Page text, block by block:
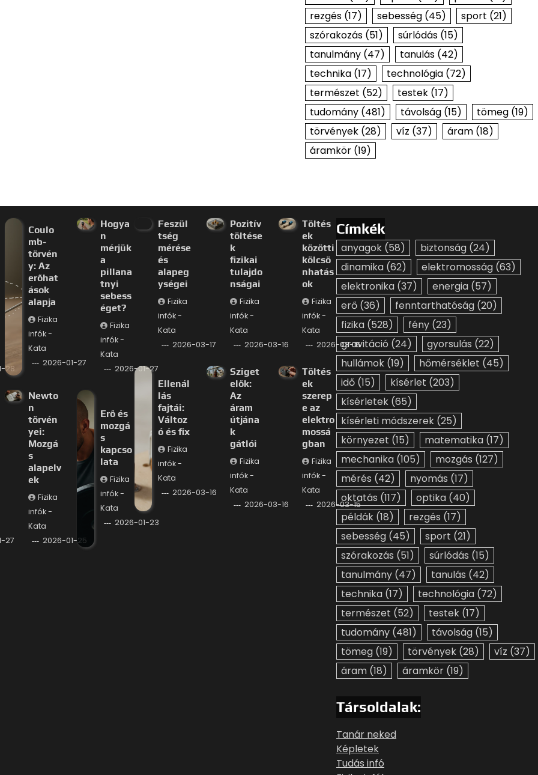
rezgés(17) sebesség(45) sport (21)
szórakozás(51) súrlódás(15)
tanulmány(47) tanulás(42)
technika(17) technológia(72)
természet (52) testek(17)
tudomány(481) távolság(15) tömeg(19)
törvények(28) víz (37) áram(18)
áramkör(19)
28
Coulo
mb-
törvén
y: Az
erőhat
ások
alapja
Fizika
infók -
Kata
2026-01-27
Hogya
n
mérjük
a
pillana
tnyi
sebess
éget?
Fizika
infók -
Kata
2026-01-27
27
Newto
n
törvén
yei:
Mozgá
s
alapelv
ek
Fizika
infók -
Kata
2026-01-25
Erő és
mozgá
s
kapcso
lata
Fizika
infók -
Kata
2026-01-23
Feszül
tség
mérése
és
alapeg
ységei
Fizika
infók -
Kata
2026-03-17
Pozitív
töltése
k
fizikai
tulajdo
nságai
Fizika
infók -
Kata
2026-03-16
Töltés
ek
közötti
kölcsö
nhatás
ok
Fizika
infók -
Kata
2026-03-16
Ellenál
lás
fajtái:
Változ
ó és fix
Fizika
infók -
Kata
2026-03-16
Sziget
elők:
Az
áram
útjána
k
gátlói
Fizika
infók -
Kata
2026-03-16
Töltés
ek
szerep
e az
elektro
mossá
gban
Fizika
infók -
Kata
2026-03-15
Címkék
anyagok (58) biztonság (24)
dinamika (62) elektromosság (63)
elektronika (37) energia (57)
erő (36) fenntarthatóság (20)
fizika (528) fény (23)
gravitáció (24) gyorsulás (22)
hullámok (19) hőmérséklet (45)
idő (15) kísérlet (203)
kísérletek (65)
kísérleti módszerek (25)
környezet (15) matematika (17)
mechanika (105) mozgás (127)
mérés (42) nyomás (17)
oktatás (117) optika (40)
példák (18) rezgés (17)
sebesség (45) sport (21)
szórakozás (51) súrlódás (15)
tanulmány (47) tanulás (42)
technika (17) technológia (72)
természet (52) testek (17)
tudomány (481) távolság (15)
tömeg (19) törvények (28) víz (37)
áram (18) áramkör (19)
Társoldalak:
Tanár neked
Képletek
Tudás infó